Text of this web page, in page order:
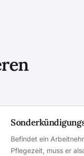
Befindet ein
Pflegezeit, muss er